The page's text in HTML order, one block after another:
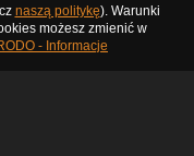
naszą politykę). Warunki
możesz zmienić w
- Informacje